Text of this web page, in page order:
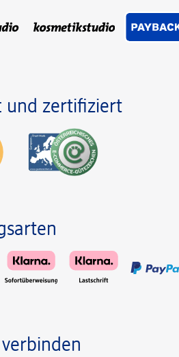
und zertifiziert